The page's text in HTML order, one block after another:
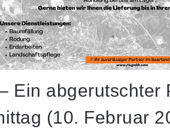
Ein abgerutschter
(10. Februar